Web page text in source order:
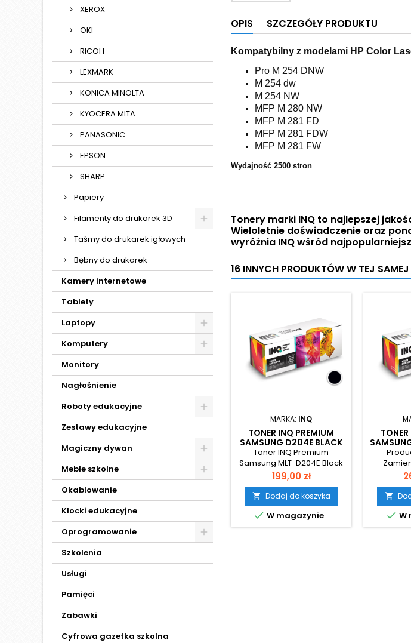
XEROX
OKI
RICOH
LEXMARK
KONICA MINOLTA
KYOCERA MITA
PANASONIC
EPSON
SHARP
Papiery
Filamenty do drukarek 3D
Taśmy do drukarek igłowych
Bębny do drukarek
Kamery internetowe
Tablety
Laptopy
Komputery
Monitory
Nagłośnienie
Roboty edukacyjne
Zestawy edukacyjne
Magiczny dywan
Meble szkolne
Okablowanie
Klocki edukacyjne
Oprogramowanie
Szkolenia
Usługi
Pamięci
Zabawki
Cyfrowa gazetka szkolna
OPIS SZCZEGÓŁY PRODUKTU
Kompatybilny z modelami HP Color
Pro M 254 DNW
M 254 dw
M 254 NW
MFP M 280 NW
MFP M 281 FD
MFP M 281 FDW
MFP M 281 FW
Wydajność 2500 stron
Tonery marki INQ to najlepszej
Wieloletnie doświadczenie oraz
wyróżnia INQ wśród
16 INNYCH PRODUKTÓW W TEJ
MARKA: INQ
TONER INQ PREMIUM
SAMSUNG D204E BLACK
Toner INQ Premium
Samsung MLT-D204E Black
– Maksymalna wydajność i
niezawodna jakość!
Potrzebujesz tonera o
wysokiej wydajności i
perfekcyjnej jakości druku?
Toner INQ Premium MLT-
Cena
199,00 zł
 Dodaj do koszyka
 W magazynie

 W